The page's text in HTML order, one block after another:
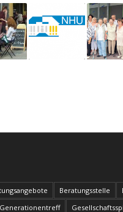
Beratungsstelle
Generationentreff